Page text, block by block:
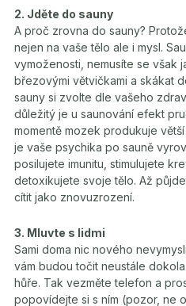
2. Jděte do sauny
A proč zrovna do sauny?
nejen na vaše tělo ale i mysl.
vymoženosti, nemusíte se však
březovými větvičkami a skákat
sauny si zvolte dle vašeho
důležitý je u saunování efekt
momentě mozek produkuje
je vaše psychika po sauně
posilujete imunitu, stimulujete
detoxikujete svoje tělo. Až
cítit jako znovuzrození.
3. Mluvte s lidmi
Sami doma nic nového
vám budou točit neustále
hůře. Tak vezměte telefon a
popovídejte si s ním (pozor, ne